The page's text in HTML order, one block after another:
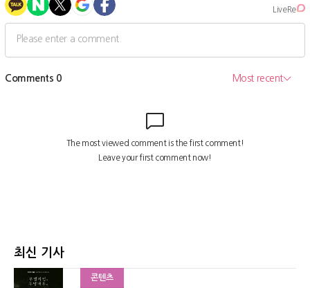
최신 기사
콘텐츠